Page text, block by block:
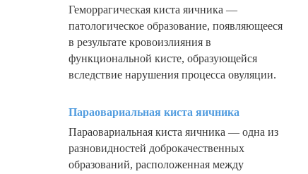
Геморрагическая киста яичника —
патологическое образование, появляющееся
в результате кровоизлияния в
функциональной кисте, образующейся
вследствие нарушения процесса овуляции.
Параовариальная киста яичника
Параовариальная киста яичника — одна из
разновидностей доброкачественных
образований, расположенная между